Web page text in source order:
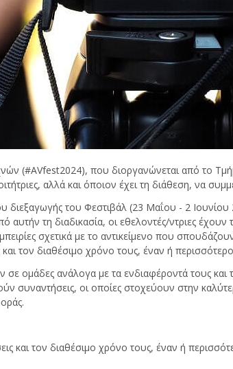
(#AVfest2024), που διοργανώνεται από το
αλλά και όποιον έχει τη διάθεση, να
διεξαγωγής του Φεστιβάλ (23 Μαΐου - 2
τη διαδικασία, οι εθελοντές/ντριες
σχετικά με το αντικείμενο που
τον διαθέσιμο χρόνο τους, έναν ή
ομάδες ανάλογα με τα ενδιαφέροντά τους
συναντήσεις, οι οποίες στοχεύουν στην
και τον διαθέσιμο χρόνο τους, έναν ή